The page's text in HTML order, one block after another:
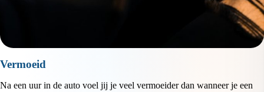
Vermoeid
Na een uur in de auto voel jij je veel vermoeider dan wanneer je een